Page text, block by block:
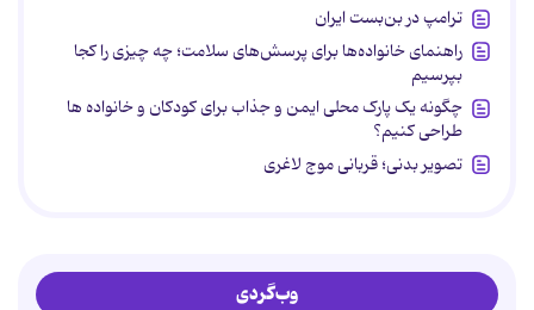
ترامپ در بن‌بست ایران
راهنمای خانواده‌ها برای پرسش‌های سلامت؛ چه چیزی را کجا
بپرسیم
چگونه یک پارک محلی ایمن و جذاب برای کودکان و خانواده ها
طراحی کنیم؟
تصویر بدنی؛ قربانی موج لاغری
وب‌گردی